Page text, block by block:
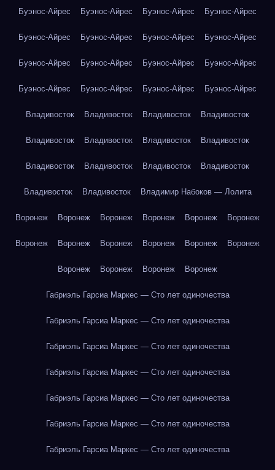
Буэнос-Айрес Буэнос-Айрес Буэнос-Айрес Буэнос-Айрес
Буэнос-Айрес Буэнос-Айрес Буэнос-Айрес Буэнос-Айрес
Буэнос-Айрес Буэнос-Айрес Буэнос-Айрес Буэнос-Айрес
Буэнос-Айрес Буэнос-Айрес Буэнос-Айрес Буэнос-Айрес
Владивосток Владивосток Владивосток Владивосток
Владивосток Владивосток Владивосток Владивосток
Владивосток Владивосток Владивосток Владивосток
Владивосток Владивосток Владимир Набоков — Лолита
Воронеж Воронеж Воронеж Воронеж Воронеж Воронеж
Воронеж Воронеж Воронеж Воронеж Воронеж Воронеж
Воронеж Воронеж Воронеж Воронеж
Габриэль Гарсиа Маркес — Сто лет одиночества
Габриэль Гарсиа Маркес — Сто лет одиночества
Габриэль Гарсиа Маркес — Сто лет одиночества
Габриэль Гарсиа Маркес — Сто лет одиночества
Габриэль Гарсиа Маркес — Сто лет одиночества
Габриэль Гарсиа Маркес — Сто лет одиночества
Габриэль Гарсиа Маркес — Сто лет одиночества